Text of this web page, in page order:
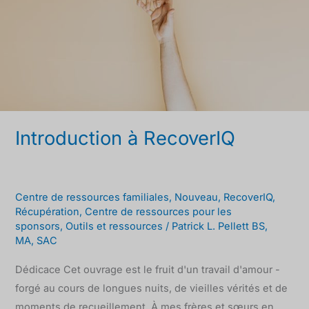
Introduction à RecoverIQ
Centre de ressources familiales, Nouveau, RecoverIQ,
Récupération, Centre de ressources pour les
sponsors, Outils et ressources / Patrick L. Pellett BS,
MA, SAC
Dédicace Cet ouvrage est le fruit d'un travail d'amour -
forgé au cours de longues nuits, de vieilles vérités et de